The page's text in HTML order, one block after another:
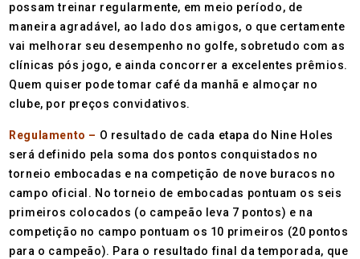
possam treinar regularmente, em meio período, de
maneira agradável, ao lado dos amigos, o que certamente
vai melhorar seu desempenho no golfe, sobretudo com as
clínicas pós jogo, e ainda concorrer a excelentes prêmios.
Quem quiser pode tomar café da manhã e almoçar no
clube, por preços convidativos.
Regulamento – O resultado de cada etapa do Nine Holes
será definido pela soma dos pontos conquistados no
torneio embocadas e na competição de nove buracos no
campo oficial. No torneio de embocadas pontuam os seis
primeiros colocados (o campeão leva 7 pontos) e na
competição no campo pontuam os 10 primeiros (20 pontos
para o campeão). Para o resultado final da temporada, que